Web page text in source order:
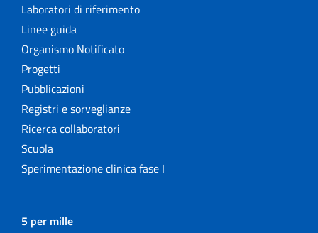
Laboratori di riferimento
Linee guida
Organismo Notificato
Progetti
Pubblicazioni
Registri e sorveglianze
Ricerca collaboratori
Scuola
Sperimentazione clinica fase I
5 per mille